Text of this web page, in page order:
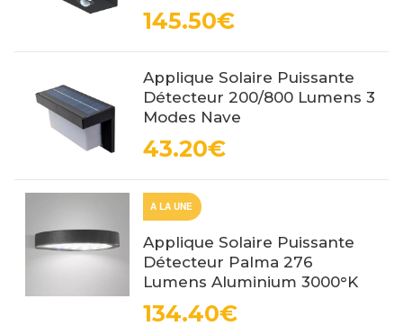
145.50€
Applique Solaire Puissante
Détecteur 200/800 Lumens 3
Modes Nave
43.20€
A LA UNE
Applique Solaire Puissante
Détecteur Palma 276
Lumens Aluminium 3000°K
134.40€